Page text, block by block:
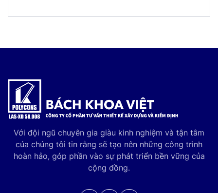
Với đội ngũ chuyên gia giàu kinh nghiệm và tận tâm
của chúng tôi tin rằng sẽ tạo nên những công trình
hoàn hảo, góp phần vào sự phát triển bền vững của
cộng đồng.